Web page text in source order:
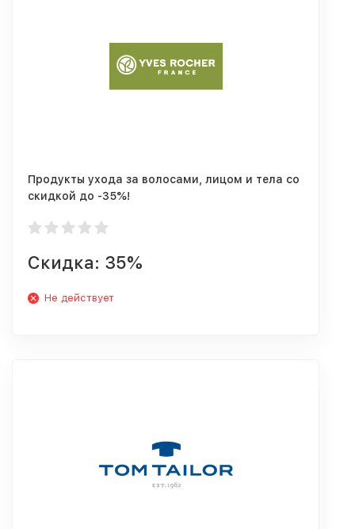
Продукты ухода за волосами, лицом и тела со
скидкой до -35%!
Скидка: 35%
Не действует